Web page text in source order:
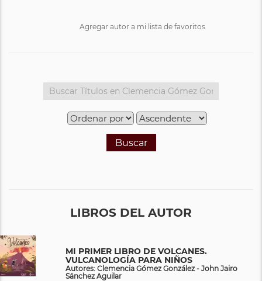
Agregar autor a mi lista de favoritos
Buscar
LIBROS DEL AUTOR
MI PRIMER LIBRO DE VOLCANES.
VULCANOLOGÍA PARA NIÑOS
Autores: Clemencia Gómez González - John Jairo
Sánchez Aguilar